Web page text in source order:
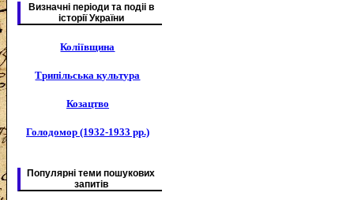
Визначні періоди та подіі в
історії України
Коліївщина
Трипільська культура
Козацтво
Голодомор (1932-1933 рр.)
Популярні теми пошукових
запитів